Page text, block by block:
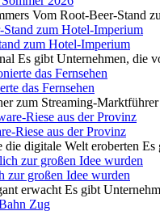
Vom Root-Beer-Stand
zum Hotel-Imperium
Es gibt Unternehmen, die
das Fernsehen
zum Streaming-
Riese aus der Provinz
digitale Welt eroberten Es
zur großen Idee wurden
erwacht Es gibt